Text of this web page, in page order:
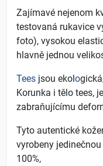
Zajímavé nejenom
testovaná rukavice
foto), vysokou
hlavně jednou
Tees jsou ekolo
Korunka i tělo tees,
zabraňujícímu
Tyto autentické
vyrobeny
100%,